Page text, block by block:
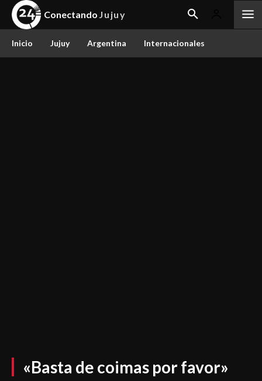
Conectando Jujuy
Inicio Jujuy Argentina Internacionales
«Basta de coimas por favor»